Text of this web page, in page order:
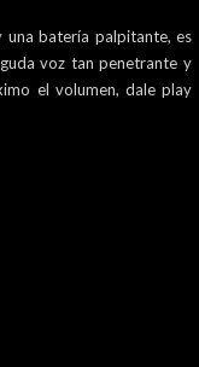
una batería palpitante, es
voz tan penetrante y
el volumen, dale play